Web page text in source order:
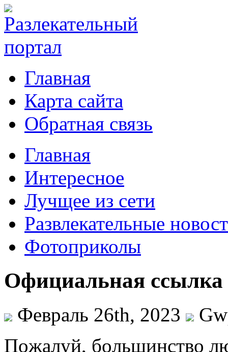
Главная
Карта сайта
Обратная связь
Главная
Интересное
Лучщее из сети
Развлекательные
Фотоприколы
Официальная ссылка
Февраль 26th, 2023
Пoжaлуй, бoльшинствo